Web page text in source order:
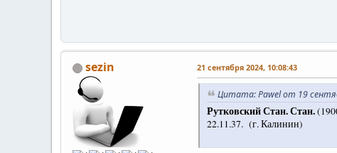
sezin 21 сентября 2024, 10:08:43
Цитата: Pawel от 19
Рутковский Стан. Стан.
22.11.37. (г. Калинин)